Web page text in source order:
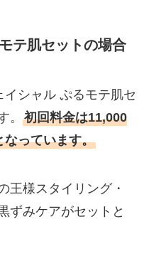
テ肌セットの場合
シャル ぷるモテ肌セ
。 初回料金は11,000
なっています。
王様スタイリング・
ずみケアがセットと